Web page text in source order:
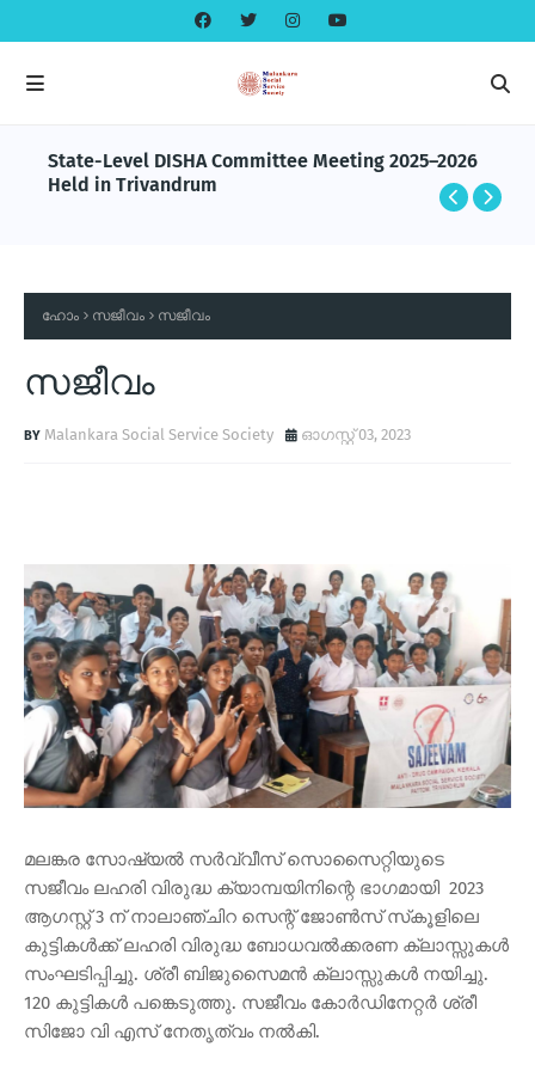
State-Level DISHA Committee Meeting 2025–2026
Held in Trivandrum
ഹോം സജീവം സജീവം
സജീവം
Malankara Social Service Society ഓഗസ്റ്റ് 03, 2023
മലങ്കര സോഷ്യല്‍ സര്‍വ്വീസ് സൊസൈറ്റിയുടെ
സജീവം ലഹരി വിരുദ്ധ ക്യാമ്പയിനിന്റെ ഭാഗമായി 2023
ആഗസ്റ്റ് 3 ന് നാലാഞ്ചിറ സെന്റ് ജോണ്‍സ് സ്‌കൂളിലെ
കുട്ടികള്‍ക്ക് ലഹരി വിരുദ്ധ ബോധവല്‍ക്കരണ ക്ലാസ്സുകള്‍
സംഘടിപ്പിച്ചു. ശ്രീ ബിജുസൈമന്‍ ക്ലാസ്സുകള്‍ നയിച്ചു.
120 കുട്ടികള്‍ പങ്കെടുത്തു. സജീവം കോര്‍ഡിനേറ്റര്‍ ശ്രീ
സിജോ വി എസ് നേതൃത്വം നല്‍കി.